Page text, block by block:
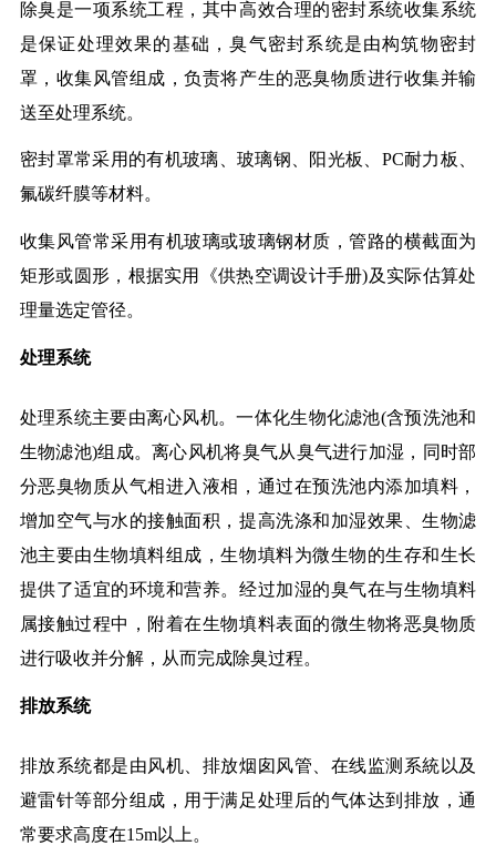
除臭是一项系统工程，其中高效合理的密封系统收集系统
是保证处理效果的基础，臭气密封系统是由构筑物密封
罩，收集风管组成，负责将产生的恶臭物质进行收集并输
送至处理系统。
密封罩常采用的有机玻璃、玻璃钢、阳光板、PC耐力板、
氟碳纤膜等材料。
收集风管常采用有机玻璃或玻璃钢材质，管路的横截面为
矩形或圆形，根据实用《供热空调设计手册)及实际估算处
理量选定管径。
处理系统
处理系统主要由离心风机。一体化生物化滤池(含预洗池和
生物滤池)组成。离心风机将臭气从臭气进行加湿，同时部
分恶臭物质从气相进入液相，通过在预洗池内添加填料，
增加空气与水的接触面积，提高洗涤和加湿效果、生物滤
池主要由生物填料组成，生物填料为微生物的生存和生长
提供了适宜的环境和营养。经过加湿的臭气在与生物填料
属接触过程中，附着在生物填料表面的微生物将恶臭物质
进行吸收并分解，从而完成除臭过程。
排放系统
排放系统都是由风机、排放烟囱风管、在线监测系統以及
避雷针等部分组成，用于满足处理后的气体达到排放，通
常要求高度在15m以上。